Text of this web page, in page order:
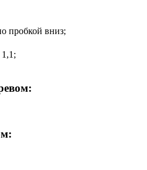
пробкой вниз;